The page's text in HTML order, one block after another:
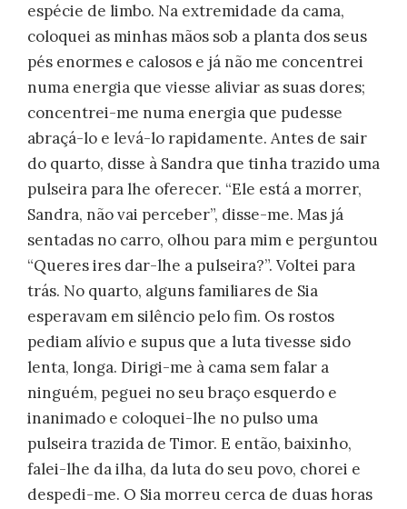
espécie de limbo. Na extremidade da cama,
coloquei as minhas mãos sob a planta dos seus
pés enormes e calosos e já não me concentrei
numa energia que viesse aliviar as suas dores;
concentrei-me numa energia que pudesse
abraçá-lo e levá-lo rapidamente. Antes de sair
do quarto, disse à Sandra que tinha trazido uma
pulseira para lhe oferecer. “Ele está a morrer,
Sandra, não vai perceber”, disse-me. Mas já
sentadas no carro, olhou para mim e perguntou
“Queres ires dar-lhe a pulseira?”. Voltei para
trás. No quarto, alguns familiares de Sia
esperavam em silêncio pelo fim. Os rostos
pediam alívio e supus que a luta tivesse sido
lenta, longa. Dirigi-me à cama sem falar a
ninguém, peguei no seu braço esquerdo e
inanimado e coloquei-lhe no pulso uma
pulseira trazida de Timor. E então, baixinho,
falei-lhe da ilha, da luta do seu povo, chorei e
despedi-me. O Sia morreu cerca de duas horas